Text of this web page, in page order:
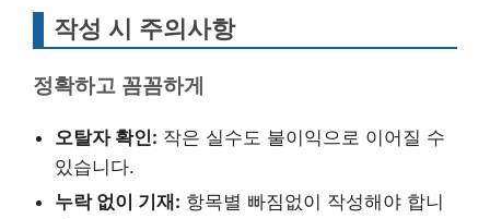
작성 시 주의사항
정확하고 꼼꼼하게
오탈자 확인: 작은 실수도 불이익으로 이어질 수
있습니다.
누락 없이 기재: 항목별 빠짐없이 작성해야 합니